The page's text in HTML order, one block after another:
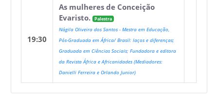
19:30
As mulheres de Conceição
Evaristo. Palestra
Nágila Oliveira dos Santos - Mestra em Educação,
Pós-Graduada em África/ Brasil: laços e diferenças;
Graduada em Ciências Sociais; Fundadora e editora
da Revista África e Africanidades (Mediadores:
Danielli Ferreira e Orlando Junior)